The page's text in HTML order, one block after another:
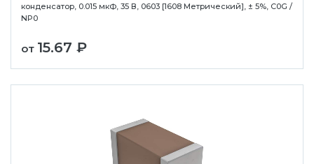
конденсатор, 0.015 мкФ, 35 В, 0603 [1608 Метрический], ± 5%, C0G /
NP0
от 15.67 ₽